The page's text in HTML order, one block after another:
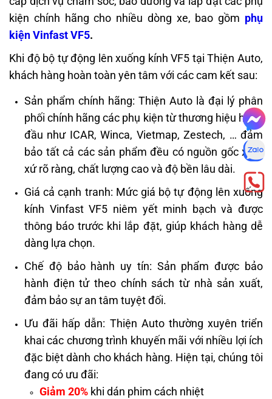
kiện chính hãng cho nhiều dòng xe, bao gồm phụ
kiện Vinfast VF5.
Khi độ bộ tự động lên xuống kính VF5 tại Thiện Auto,
khách hàng hoàn toàn yên tâm với các cam kết sau:
Sản phẩm chính hãng: Thiện Auto là đại lý phân
phối chính hãng các phụ kiện từ thương hiệu hàng
đầu như ICAR, Winca, Vietmap, Zestech, … đảm
bảo tất cả các sản phẩm đều có nguồn gốc xuất
xứ rõ ràng, chất lượng cao và độ bền lâu dài.
Giá cả cạnh tranh: Mức giá bộ tự động lên xuống
kính Vinfast VF5 niêm yết minh bạch và được
thông báo trước khi lắp đặt, giúp khách hàng dễ
dàng lựa chọn.
Chế độ bảo hành uy tín: Sản phẩm được bảo
hành điện tử theo chính sách từ nhà sản xuất,
đảm bảo sự an tâm tuyệt đối.
Ưu đãi hấp dẫn: Thiện Auto thường xuyên triển
khai các chương trình khuyến mãi với nhiều lợi ích
đặc biệt dành cho khách hàng. Hiện tại, chúng tôi
đang có ưu đãi:
Giảm 20% khi dán phim cách nhiệt